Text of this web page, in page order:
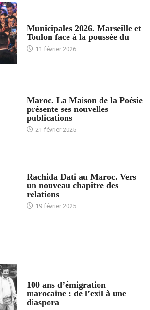
Municipales 2026. Marseille et
Toulon face à la poussée du
11 février 2026
Maroc. La Maison de la Poésie
présente ses nouvelles
publications
21 février 2025
Rachida Dati au Maroc. Vers
un nouveau chapitre des
relations
19 février 2025
100 ans d’émigration
marocaine : de l’exil à une
diaspora